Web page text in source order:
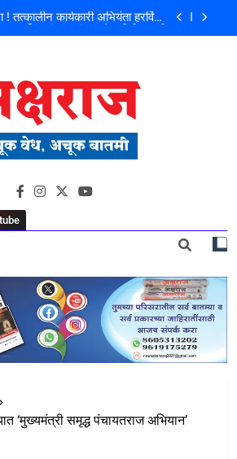
तत्कालीन कार्यकारी अभियंता हरविंदर
चोरट्यांचा बिडी कामगार परिसरावर
कोटींच्या अपहाराचा आरोप; बांधकाम
व्यावसायिक दाम्पत्यावर गुन्हा
! तत्कालीन कार्यकारी अभियंता हरविंदर
पाटलांचे निधन; समाजसेवेचा आधारवड
न्यूज पोर्टल
‘मुख्यमंत्री समृद्ध पंचायतराज अभियान’